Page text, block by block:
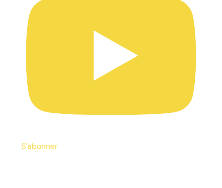
S'abonner